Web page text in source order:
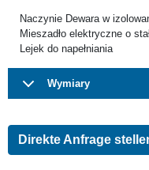
Naczynie Dewara w
Mieszadło elektryczne o
Lejek do napełniania
Wymiary
Direkte Anfrage